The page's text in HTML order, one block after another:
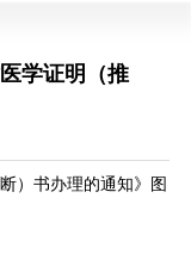
学证明（推